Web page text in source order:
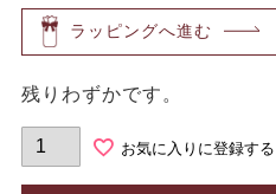
ラッピングへ進む
残りわずかです。
お気に入りに登録する